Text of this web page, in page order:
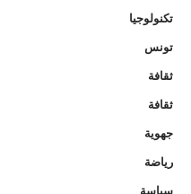
تكنولوجيا
تونس
ثقافة
ثقافة
جهوية
رياضة
سياسة